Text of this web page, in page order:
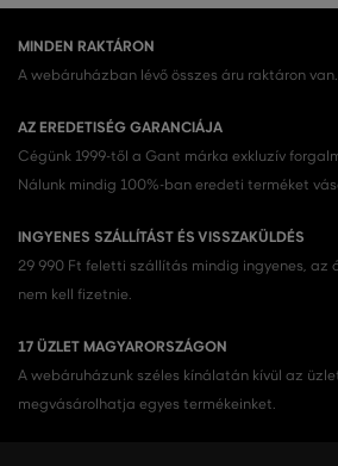
MINDEN RAKTÁRON
A webáruházban lévő összes áru raktáron van.
AZ EREDETISÉG GARANCIÁJA
Cégünk 1999-től a Gant márka exkluzív
Nálunk mindig 100%-ban eredeti terméket
INGYENES SZÁLLÍTÁST ÉS VISSZAKÜLDÉS
29 990 Ft feletti szállítás mindig ingyenes, az
nem kell fizetnie.
17 ÜZLET MAGYARORSZÁGON
A webáruházunk széles kínálatán kívül az
megvásárolhatja egyes termékeinket.